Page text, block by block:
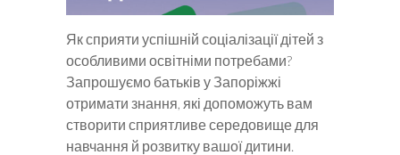
Як сприяти успішній соціалізації дітей з
особливими освітніми потребами?
Запрошуємо батьків у Запоріжжі
отримати знання, які допоможуть вам
створити сприятливе середовище для
навчання й розвитку вашої дитини.